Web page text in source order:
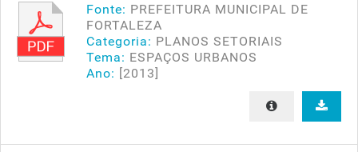
Fonte: PREFEITURA MUNICIPAL DE
FORTALEZA
Categoria: PLANOS SETORIAIS
Tema: ESPAÇOS URBANOS
Ano: [2013]